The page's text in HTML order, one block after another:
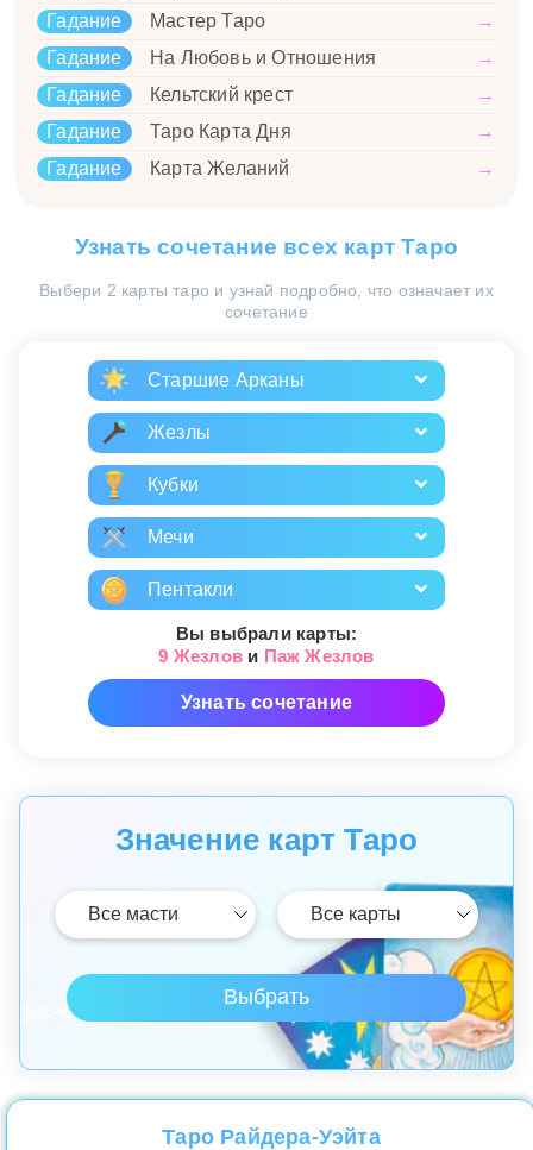
Гадание
Мастер Таро
→
Гадание
На Любовь и Отношения
→
Гадание
Кельтский крест
→
Гадание
Таро Карта Дня
→
Гадание
Карта Желаний →
Узнать сочетание всех карт Таро
Выбери 2 карты таро и узнай подробно, что означает их
сочетание
Старшие Арканы
Жезлы
Кубки
Мечи
Пентакли
Вы выбрали карты:
9 Жезлов и Паж Жезлов
Узнать сочетание
Значение карт Таро
Таро Райдера-Уэйта